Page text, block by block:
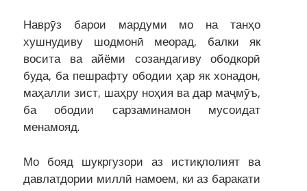
Наврӯз барои мардуми мо на танҳо
хушнудиву шодмонӣ меорад, балки як
восита ва айёми созандагиву ободкорӣ
буда, ба пешрафту ободии ҳар як хонадон,
маҳалли зист, шаҳру ноҳия ва дар маҷмӯъ,
ба ободии сарзаминамон мусоидат
менамояд.
Мо бояд шукргузори аз истиқлолият ва
давлатдории миллӣ намоем, ки аз баракати